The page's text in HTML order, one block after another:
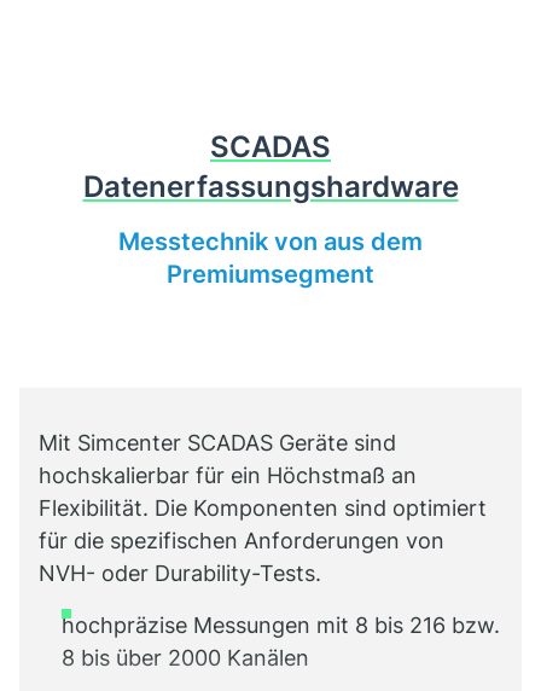
SCADAS
Datenerfassungshardware
Messtechnik von aus dem
Premiumsegment
Mit Simcenter SCADAS Geräte sind
hochskalierbar für ein Höchstmaß an
Flexibilität. Die Komponenten sind optimiert
für die spezifischen Anforderungen von
NVH- oder Durability-Tests.
hochpräzise Messungen mit 8 bis 216 bzw.
8 bis über 2000 Kanälen